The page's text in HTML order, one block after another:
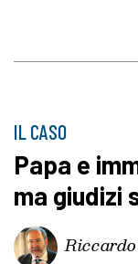
IL CASO
Papa e
ma giudizi